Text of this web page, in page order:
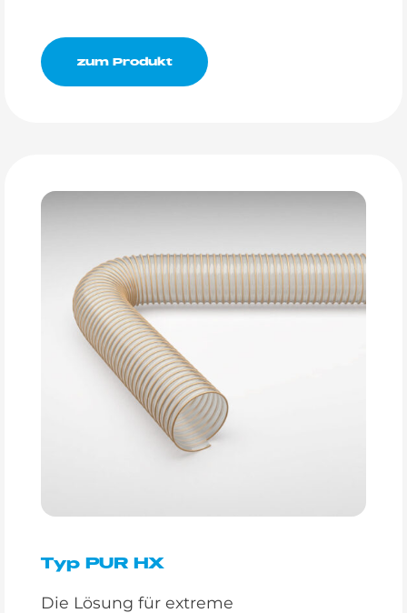
zum Produkt
Typ PUR HX
Die Lösung für extreme